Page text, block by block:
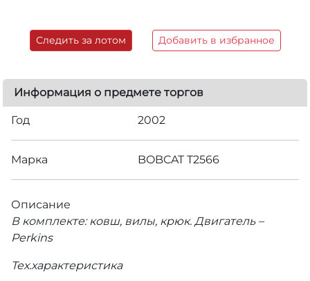
Следить за лотом Добавить в избранное
Информация о предмете торгов
Год 2002
Марка BOBCAT T2566
Описание
В комплекте: ковш, вилы, крюк. Двигатель –
Perkins
Тех.характеристика